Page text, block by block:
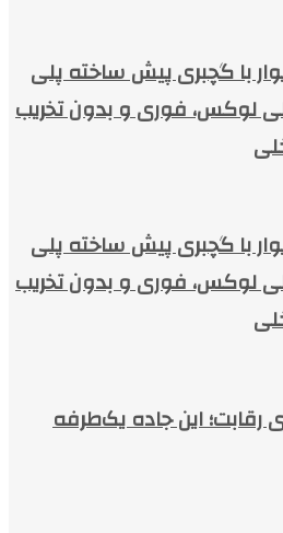
با گچبری پیش ساخته پلی
لوکس، فوری و بدون تخریب
با گچبری پیش ساخته پلی
لوکس، فوری و بدون تخریب
شورای رقابت؛ این جاده یک‌طرفه